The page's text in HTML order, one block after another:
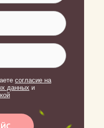
согласие на
данных и